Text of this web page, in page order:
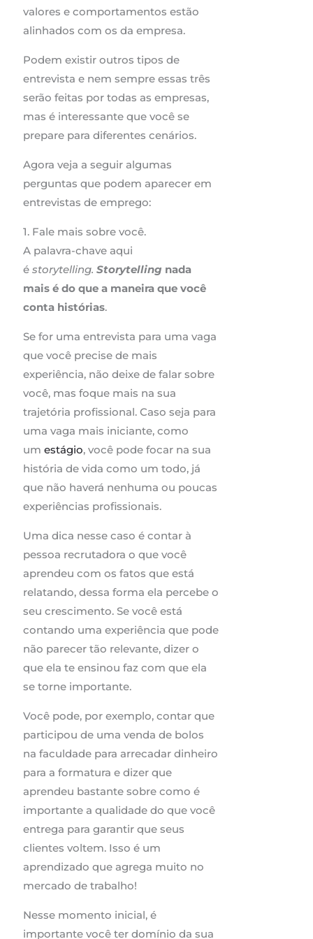
valores e comportamentos estão
alinhados com os da empresa.
Podem existir outros tipos de
entrevista e nem sempre essas três
serão feitas por todas as empresas,
mas é interessante que você se
prepare para diferentes cenários.
Agora veja a seguir algumas
perguntas que podem aparecer em
entrevistas de emprego:
1. Fale mais sobre você.
A palavra-chave aqui
éstorytelling.Storytelling nada
mais é do que a maneira que você
conta histórias.
Se for uma entrevista para uma vaga
que você precise de mais
experiência, não deixe de falar sobre
você, mas foque mais na sua
trajetória profissional. Caso seja para
uma vaga mais iniciante, como
umestágio, você pode focar na sua
história de vida como um todo, já
que não haverá nenhuma ou poucas
experiências profissionais.
Uma dica nesse caso é contar à
pessoa recrutadora o que você
aprendeu com os fatos que está
relatando, dessa forma ela percebe o
seu crescimento. Se você está
contando uma experiência que pode
não parecer tão relevante, dizer o
que ela te ensinou faz com que ela
se torne importante.
Você pode, por exemplo, contar que
participou de uma venda de bolos
na faculdade para arrecadar dinheiro
para a formatura e dizer que
aprendeu bastante sobre como é
importante a qualidade do que você
entrega para garantir que seus
clientes voltem. Isso é um
aprendizado que agrega muito no
mercado de trabalho!
Nesse momento inicial, é
importante você ter domínio da sua